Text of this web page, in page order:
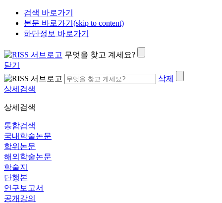
검색 바로가기
본문 바로가기(skip to content)
하단정보 바로가기
무엇을 찾고 계세요?
닫기
삭제
상세검색
상세검색
통합검색
국내학술논문
학위논문
해외학술논문
학술지
단행본
연구보고서
공개강의